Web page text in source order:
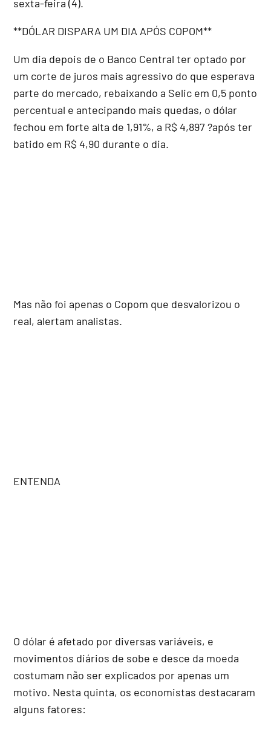
sexta-feira (4).
**DÓLAR DISPARA UM DIA APÓS COPOM**
Um dia depois de o Banco Central ter optado por
um corte de juros mais agressivo do que esperava
parte do mercado, rebaixando a Selic em 0,5 ponto
percentual e antecipando mais quedas, o dólar
fechou em forte alta de 1,91%, a R$ 4,897 ?após ter
batido em R$ 4,90 durante o dia.
Mas não foi apenas o Copom que desvalorizou o
real, alertam analistas.
ENTENDA
O dólar é afetado por diversas variáveis, e
movimentos diários de sobe e desce da moeda
costumam não ser explicados por apenas um
motivo. Nesta quinta, os economistas destacaram
alguns fatores: